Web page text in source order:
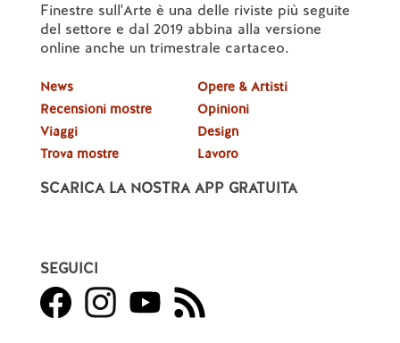
Finestre sull'Arte è una delle riviste più seguite
del settore e dal 2019 abbina alla versione
online anche un trimestrale cartaceo.
News
Recensioni mostre
Viaggi
Trova mostre
Opere & Artisti
Opinioni
Design
Lavoro
SCARICA LA NOSTRA APP GRATUITA
SEGUICI